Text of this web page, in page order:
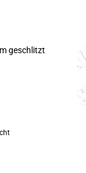
geschlitzt